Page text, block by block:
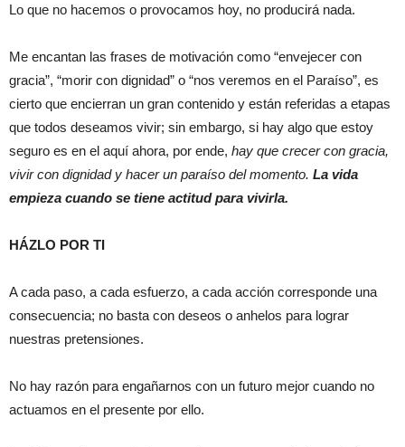
Lo que no hacemos o provocamos hoy, no producirá nada.
Me encantan las frases de motivación como “envejecer con
gracia”, “morir con dignidad” o “nos veremos en el Paraíso”, es
cierto que encierran un gran contenido y están referidas a etapas
que todos deseamos vivir; sin embargo, si hay algo que estoy
seguro es en el aquí ahora, por ende, hay que crecer con gracia,
vivir con dignidad y hacer un paraíso del momento. La vida
empieza cuando se tiene actitud para vivirla.
HÁZLO POR TI
A cada paso, a cada esfuerzo, a cada acción corresponde una
consecuencia; no basta con deseos o anhelos para lograr
nuestras pretensiones.
No hay razón para engañarnos con un futuro mejor cuando no
actuamos en el presente por ello.